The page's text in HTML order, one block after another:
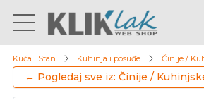
Kuća i Stan Kuhinja i posuđe Činije /
← Pogledaj sve iz: Činije /